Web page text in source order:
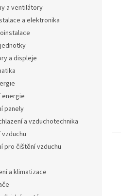
a ventilátory
a elektronika
a displeje
energie
panely
a vzduchotechnika
vzduchu
pro čištění vzduchu
a klimatizace